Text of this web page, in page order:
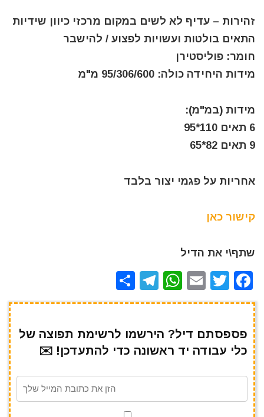
זהירות – עדיף לא לשים במקום מרכזי כיוון שידיות
התאים בולטות ועשויות לפצוע / להישבר
חומר: פוליסטירן
מידות היחידה כולה: 95/306/600 מ"מ
מידות (במ"מ):
6 תאים 110*95
9 תאים 82*65
אחריות על פגמי יצור בלבד
קישור כאן
שתף\י את הדיל
F
a
e
b
o
T
w
te
r
E
m
l
W
h
s
A
p
T
el
gr
a
m
h
e
פספסתם דיל? הירשמו לרשימת תפוצה של
כלי עבודה יד ראשונה כדי להתעדכן! ✉️